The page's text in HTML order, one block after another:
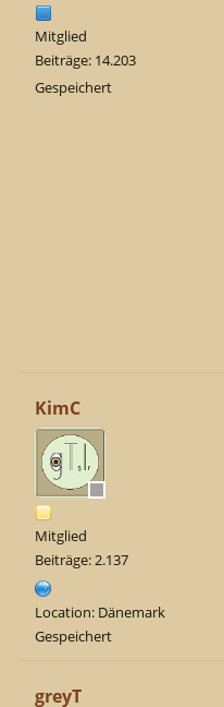
Mitglied
Beiträge: 14.203
Gespeichert
KimC
Mitglied
Beiträge: 2.137
Location: Dänemark
Gespeichert
greyT